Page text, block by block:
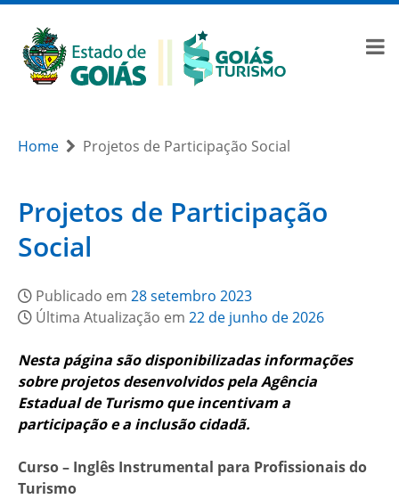
Home Projetos de Participação Social
Projetos de Participação
Social
Publicado em 28 setembro 2023
Última Atualização em 22 de junho de 2026
Nesta página são disponibilizadas informações
sobre projetos desenvolvidos pela Agência
Estadual de Turismo que incentivam a
participação e a inclusão cidadã.
Curso – Inglês Instrumental para Profissionais do
Turismo